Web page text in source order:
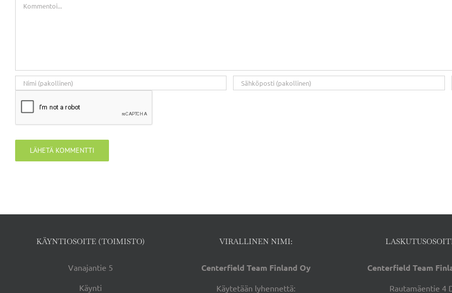
KÄYNTIOSOITE (TOIMISTO)
Vanajantie 5
Käynti
VIRALLINEN NIMI:
Centerfield Team Finland Oy
Käytetään lyhennettä:
Centerfield Team
Rautamäentie 4